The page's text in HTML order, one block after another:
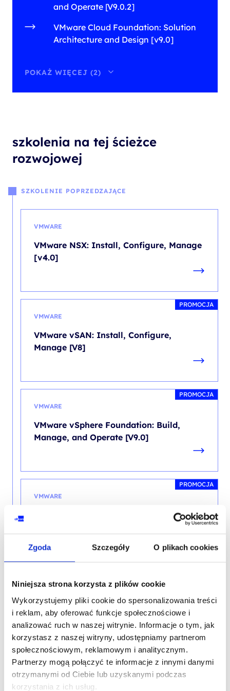
Zgoda Szczegóły O plikach cookies
Niniejsza strona korzysta z plików cookie
Wykorzystujemy pliki cookie do spersonalizowania treści
i reklam, aby oferować funkcje społecznościowe i
analizować ruch w naszej witrynie. Informacje o tym, jak
korzystasz z naszej witryny, udostępniamy partnerom
społecznościowym, reklamowym i analitycznym.
Partnerzy mogą połączyć te informacje z innymi danymi
otrzymanymi od Ciebie lub uzyskanymi podczas
korzystania z ich usług.
and Operate [V9.0.2]
VMware Cloud Foundation: Solution
Architecture and Design [v9.0]
POKAŻ WIĘCEJ (2)
szkolenia na tej ścieżce
rozwojowej
SZKOLENIE POPRZEDZAJĄCE
VMWARE
VMware NSX: Install, Configure, Manage
[v4.0]
PROMOCJA
VMWARE
VMware vSAN: Install, Configure,
Manage [V8]
PROMOCJA
VMWARE
VMware vSphere Foundation: Build,
Manage, and Operate [V9.0]
PROMOCJA
VMWARE
VMware vSphere: Install, Configure,
SZKOLENIE BIEŻĄCE
PROMOCJA
CHMURA
VMware Cloud Foundation: Build,
Manage, and Secure [V9.0.2]